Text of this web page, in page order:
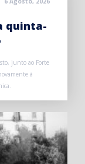
quinta-
junto ao Forte
à